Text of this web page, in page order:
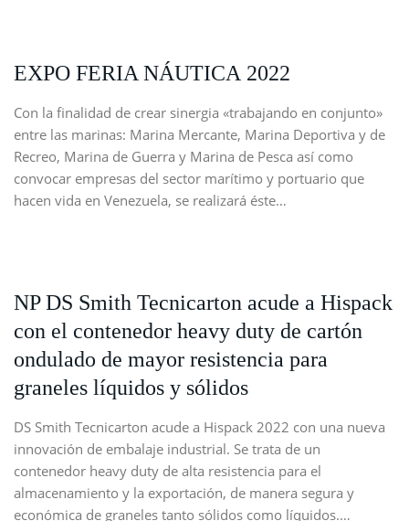
EXPO FERIA NÁUTICA 2022
Con la finalidad de crear sinergia «trabajando en conjunto»
entre las marinas: Marina Mercante, Marina Deportiva y de
Recreo, Marina de Guerra y Marina de Pesca así como
convocar empresas del sector marítimo y portuario que
hacen vida en Venezuela, se realizará éste…
NP DS Smith Tecnicarton acude a Hispack
con el contenedor heavy duty de cartón
ondulado de mayor resistencia para
graneles líquidos y sólidos
DS Smith Tecnicarton acude a Hispack 2022 con una nueva
innovación de embalaje industrial. Se trata de un
contenedor heavy duty de alta resistencia para el
almacenamiento y la exportación, de manera segura y
económica de graneles tanto sólidos como líquidos.…